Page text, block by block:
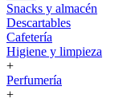
Snacks y almacén
Descartables
Cafetería
Higiene y limpieza
+
Perfumería
+